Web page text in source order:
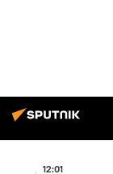
12:01